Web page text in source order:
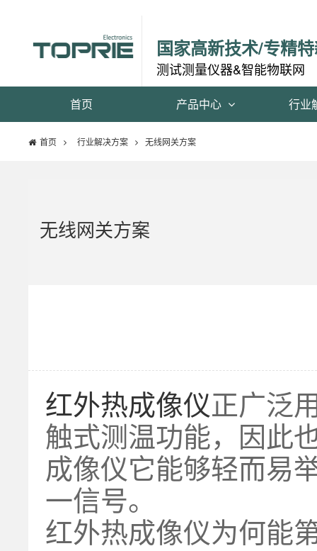
国家高新技术/专精
测试测量仪器&智能物联网
首页 产品中心 行业
首页 行业解决方案 无线网关方案
无线网关方案
红外热成像仪正广泛
触式测温功能，因此
成像仪它能够轻而易
一信号。
红外热成像仪为何能